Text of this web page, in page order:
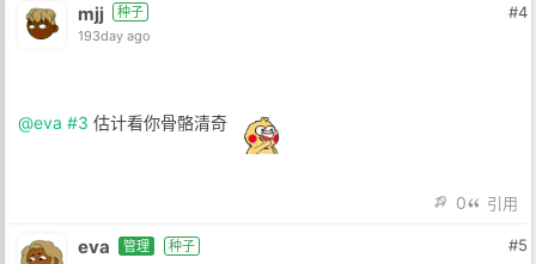
mjj
种子
193day ago
#4
@eva #3 估计看你骨骼清奇
0 引用
eva 管理
种子
#5